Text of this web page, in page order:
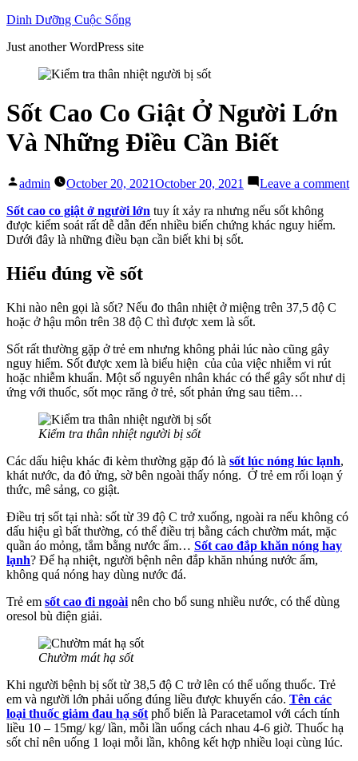
Skip
content
Dinh Dưỡng Cuộc Sống
Just another WordPress site
Sốt Cao Co Giật Ở Người Lớn
Và Những Điều Cần Biết
Posted
admin October 20, 2021October 20, 2021 Leave a comment
Sốt cao co giật ở người lớn tuy ít xảy ra nhưng nếu sốt không
được kiểm soát rất dễ dẫn đến nhiều biến chứng khác nguy hiểm.
Dưới đây là những điều bạn cần biết khi bị sốt.
Hiểu đúng về sốt
Khi nào nên gọi là sốt? Nếu đo thân nhiệt ở miệng trên 37,5 độ C
hoặc ở hậu môn trên 38 độ C thì được xem là sốt.
Sốt rất thường gặp ở trẻ em nhưng không phải lúc nào cũng gây
nguy hiểm. Sốt được xem là biểu hiện của của việc nhiễm vi rút
hoặc nhiễm khuẩn. Một số nguyên nhân khác có thể gây sốt như dị
ứng với thuốc, sốt mọc răng ở trẻ, sốt phản ứng sau tiêm…
Kiểm tra thân nhiệt người bị sốt
Các dấu hiệu khác đi kèm thường gặp đó là sốt lúc nóng lúc lạnh,
khát nước, da đỏ ửng, sờ bên ngoài thấy nóng. Ở trẻ em rối loạn ý
thức, mê sảng, co giật.
Điều trị sốt tại nhà: sốt từ 39 độ C trở xuống, ngoài ra nếu không có
dấu hiệu gì bất thường, có thể điều trị bằng cách chườm mát, mặc
quần áo mỏng, tắm bằng nước ấm… Sốt cao đắp khăn nóng hay
lạnh? Để hạ nhiệt, người bệnh nên đắp khăn nhúng nước ấm,
không quá nóng hay dùng nước đá.
Trẻ em sốt cao đi ngoài nên cho bổ sung nhiều nước, có thể dùng
oresol bù điện giải.
Chườm mát hạ sốt
Khi người bệnh bị sốt từ 38,5 độ C trở lên có thể uống thuốc. Trẻ
em và người lớn phải uống đúng liều được khuyến cáo. Tên các
loại thuốc giảm đau hạ sốt phổ biến là Paracetamol với cách tính
liều 10 – 15mg/ kg/ lần, mỗi lần uống cách nhau 4-6 giờ. Thuốc hạ
sốt chỉ nên uống 1 loại mỗi lần, không kết hợp nhiều loại cùng lúc.